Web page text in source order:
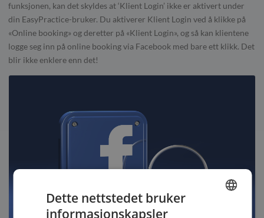
funksjonen, kan det skyldes at ‘Klient Login’ ikke er aktivert under
din EasyPractice-bruker. Du aktiverer Klient Login ved å klikke på
«Online booking» og deretter på «Klient Login», og så kan klientene
logge seg inn på online booking via Facebook med bare ett klikk. Det
blir ikke enklere enn det!
Dette nettstedet bruker
informasjonskapsler